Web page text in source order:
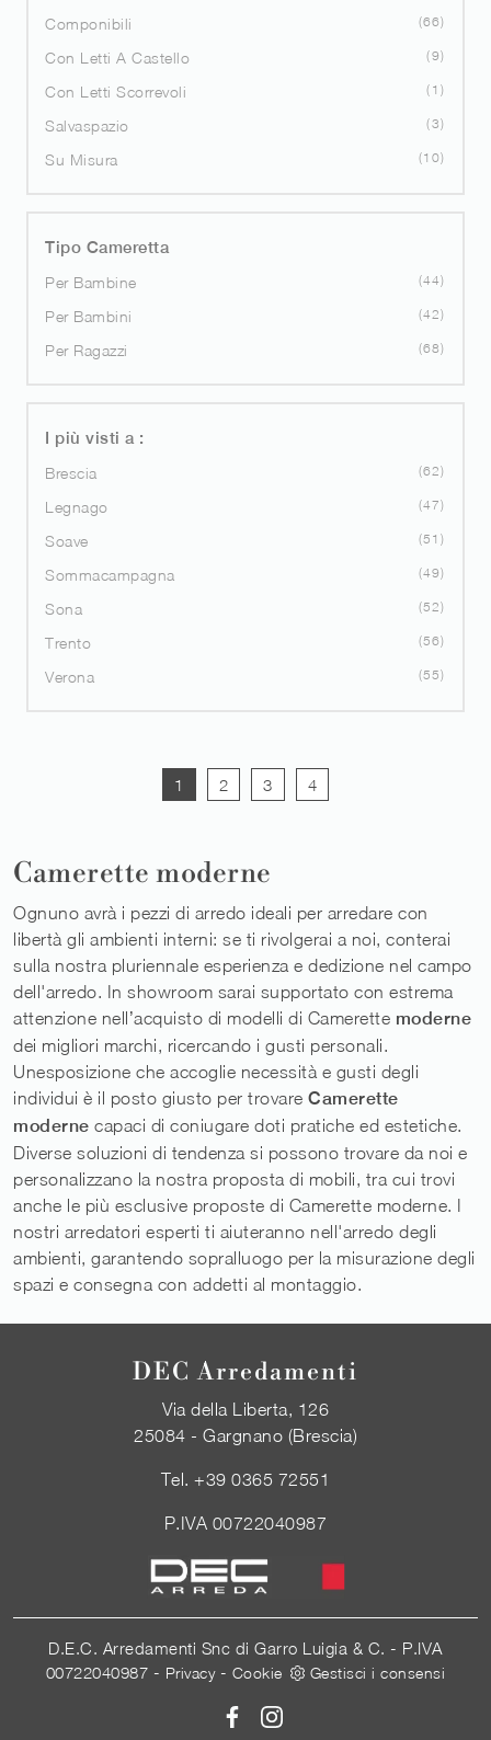
Componibili 66
Con Letti A Castello 9
Con Letti Scorrevoli 1
Salvaspazio 3
Su Misura 10
Tipo Cameretta
Per Bambine
44
Per Bambini 42
Per Ragazzi 68
I più visti a :
Brescia
62
Legnago 47
Soave 51
Sommacampagna 49
Sona 52
Trento 56
Verona 55
1 2 3 4
Camerette moderne
Ognuno avrà i pezzi di arredo ideali per arredare con
libertà gli ambienti interni: se ti rivolgerai a noi, conterai
sulla nostra pluriennale esperienza e dedizione nel campo
dell'arredo. In showroom sarai supportato con estrema
attenzione nell’acquisto di modelli di Camerette moderne
dei migliori marchi, ricercando i gusti personali.
Unesposizione che accoglie necessità e gusti degli
individui è il posto giusto per trovare Camerette
moderne capaci di coniugare doti pratiche ed estetiche.
Diverse soluzioni di tendenza si possono trovare da noi e
personalizzano la nostra proposta di mobili, tra cui trovi
anche le più esclusive proposte di Camerette moderne. I
nostri arredatori esperti ti aiuteranno nell'arredo degli
ambienti, garantendo sopralluogo per la misurazione degli
spazi e consegna con addetti al montaggio.
DEC Arredamenti
Via della Liberta, 126
25084 - Gargnano (Brescia)
Tel.+39 0365 72551
P.IVA 00722040987
D.E.C. Arredamenti Snc di Garro Luigia & C. - P.IVA
00722040987 - Privacy- Cookie Gestisci i consensi